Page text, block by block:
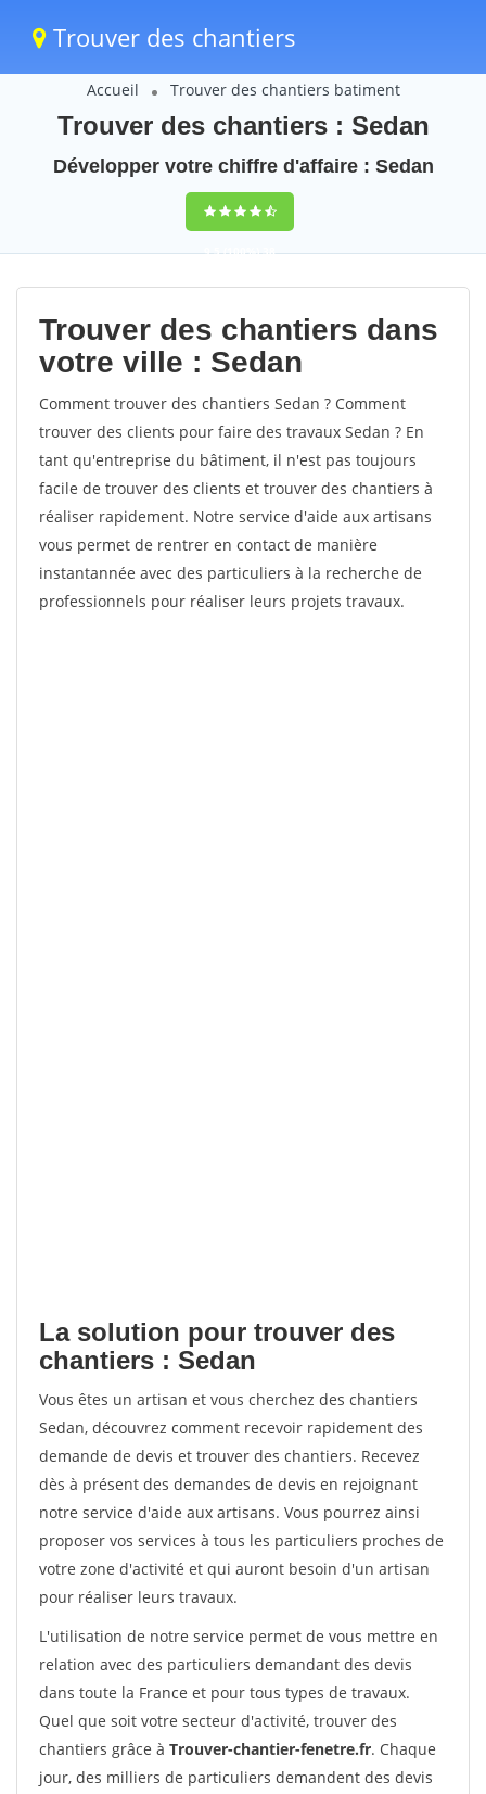
Trouver des chantiers
Accueil Trouver des chantiers batiment
Trouver des chantiers : Sedan
Développer votre chiffre d'affaire : Sedan
9,5(100%)38
votes
Trouver des chantiers dans
votre ville : Sedan
Comment trouver des chantiers Sedan ? Comment
trouver des clients pour faire des travaux Sedan ? En
tant qu'entreprise du bâtiment, il n'est pas toujours
facile de trouver des clients et trouver des chantiers à
réaliser rapidement. Notre service d'aide aux artisans
vous permet de rentrer en contact de manière
instantannée avec des particuliers à la recherche de
professionnels pour réaliser leurs projets travaux.
La solution pour trouver des
chantiers : Sedan
Vous êtes un artisan et vous cherchez des chantiers
Sedan, découvrez comment recevoir rapidement des
demande de devis et trouver des chantiers. Recevez
dès à présent des demandes de devis en rejoignant
notre service d'aide aux artisans. Vous pourrez ainsi
proposer vos services à tous les particuliers proches de
votre zone d'activité et qui auront besoin d'un artisan
pour réaliser leurs travaux.
L'utilisation de notre service permet de vous mettre en
relation avec des particuliers demandant des devis
dans toute la France et pour tous types de travaux.
Quel que soit votre secteur d'activité, trouver des
chantiers grâce à Trouver-chantier-fenetre.fr. Chaque
jour, des milliers de particuliers demandent des devis